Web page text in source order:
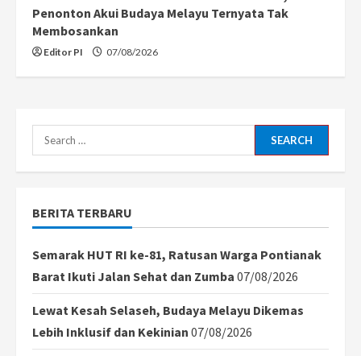
Penonton Akui Budaya Melayu Ternyata Tak
Membosankan
Editor PI 07/08/2026
Search
for:
BERITA TERBARU
Semarak HUT RI ke-81, Ratusan Warga Pontianak
Barat Ikuti Jalan Sehat dan Zumba 07/08/2026
Lewat Kesah Selaseh, Budaya Melayu Dikemas
Lebih Inklusif dan Kekinian 07/08/2026